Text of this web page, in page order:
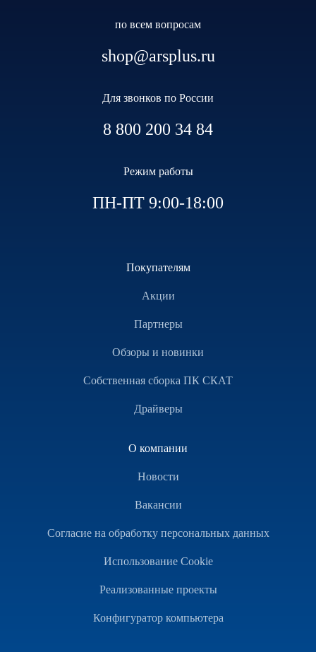
по всем вопросам
shop@arsplus.ru
Для звонков по России
8 800 200 34 84
Режим работы
ПН-ПТ 9:00-18:00
Покупателям
Акции
Партнеры
Обзоры и новинки
Собственная сборка ПК СКАТ
Драйверы
О компании
Новости
Вакансии
Согласие на обработку персональных данных
Использование Cookie
Реализованные проекты
Конфигуратор компьютера